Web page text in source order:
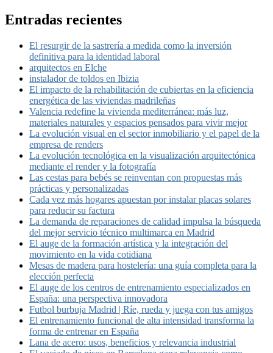
Entradas recientes
El resurgir de la sastrería a medida como la inversión
definitiva para la identidad laboral
arquitectos en Elche
instalador de toldos en Ibizia
El impacto de la rehabilitación de cubiertas en la eficiencia
energética de las viviendas madrileñas
Valencia redefine la vivienda mediterránea: más luz,
materiales naturales y espacios pensados para vivir mejor
La evolución visual en el sector inmobiliario y el papel de la
empresa de renders
La evolución tecnológica en la visualización arquitectónica
mediante el render y la fotografía
Las cestas para bebés se reinventan con propuestas más
prácticas y personalizadas
Cada vez más hogares apuestan por instalar placas solares
para reducir su factura
La demanda de reparaciones de calidad impulsa la búsqueda
del mejor servicio técnico multimarca en Madrid
El auge de la formación artística y la integración del
movimiento en la vida cotidiana
Mesas de madera para hostelería: una guía completa para la
elección perfecta
El auge de los centros de entrenamiento especializados en
España: una perspectiva innovadora
Futbol burbuja Madrid | Ríe, rueda y juega con tus amigos
El entrenamiento funcional de alta intensidad transforma la
forma de entrenar en España
Lana de acero: usos, beneficios y relevancia industrial